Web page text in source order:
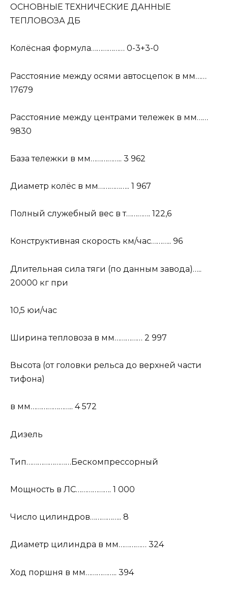
ОСНОВНЫЕ ТЕХНИЧЕСКИЕ ДАННЫЕ
ТЕПЛОВОЗА ДБ
Колёсная формула……………… 0-3+3-0
Расстояние между осями автосцепок в мм……
17679
Расстояние между центрами тележек в мм……
9830
База тележки в мм…………….. 3 962
Диаметр колёс в мм…………….. 1 967
Полный служебный вес в т…………. 122,6
Конструктивная скорость км/час……….. 96
Длительная сила тяги (по данным завода)…..
20000 кг при
10,5 юи/час
Ширина тепловоза в мм…………… 2 997
Высота (от головки рельса до верхней части
тифона)
в мм………………….. 4 572
Дизель
Тип……………………Бескомпрессорный
Мощность в ЛС………………. 1 000
Число цилиндров…………….. 8
Диаметр цилиндра в мм…………… 324
Ход поршня в мм…………….. 394